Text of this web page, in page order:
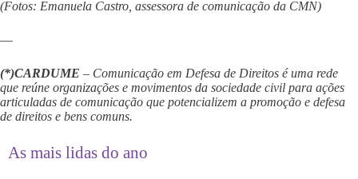
(Fotos: Emanuela Castro, assessora de comunicação da CMN)
—
(*)CARDUME – Comunicação em Defesa de Direitos é uma rede
que reúne organizações e movimentos da sociedade civil para ações
articuladas de comunicação que potencializem a promoção e defesa
de direitos e bens comuns.
As mais lidas do ano